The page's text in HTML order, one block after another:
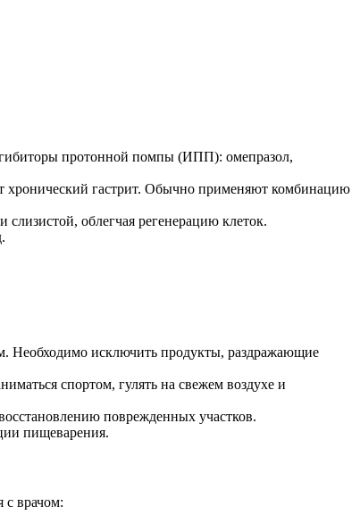
протонной помпы (ИПП): омепразол,
хронический гастрит. Обычно применяют комбинацию
облегчая регенерацию клеток.
исключить продукты, раздражающие
спортом, гулять на свежем воздухе и
поврежденных участков.
пищеварения.
с врачом: